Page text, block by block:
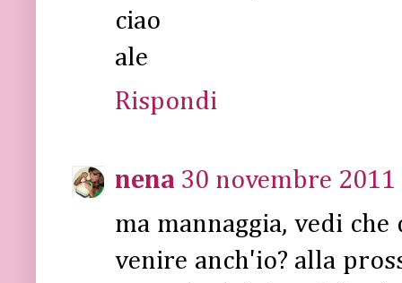
ciao
ale
Rispondi
nena 30 novembre
ma mannaggia, vedi
venire anch'io? alla